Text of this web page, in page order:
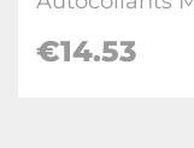
€14.53